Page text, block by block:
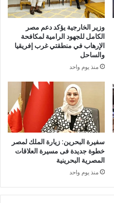
وزير الخارجية يؤكد دعم مصر
الكامل للجهود الرامية لمكافحة
الإرهاب في منطقتي غرب إفريقيا
والساحل
منذ يوم واحد
سفيرة البحرين: زيارة الملك لمصر
خطوة جديدة فى مسيرة العلاقات
المصرية البحرينية
منذ يوم واحد